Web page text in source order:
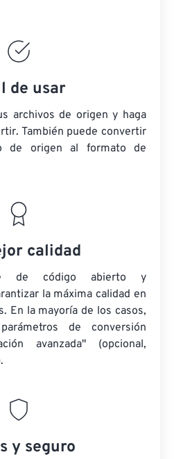
de usar
archivos de origen y haga
También puede convertir
de origen al formato de
calidad
de código abierto y
la máxima calidad en
En la mayoría de los casos,
de conversión
avanzada" (opcional,
y seguro